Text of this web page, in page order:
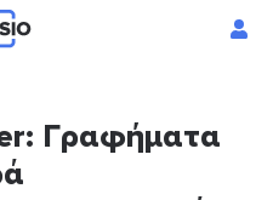
Γραφήματα